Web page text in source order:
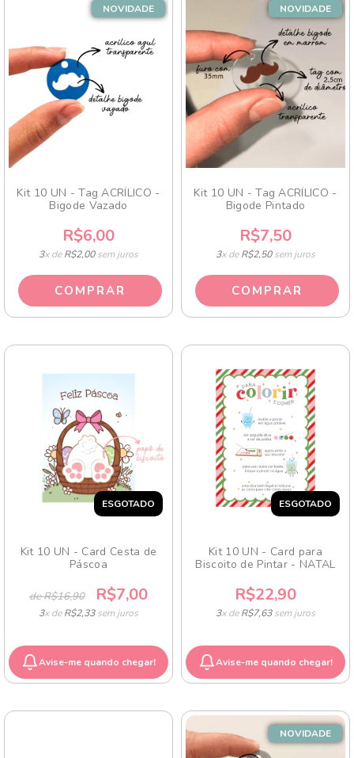
NOVIDADE
Kit 10 UN - Tag ACRÍLICO -
Bigode Vazado
R$6,00
3x deR$2,00sem juros
NOVIDADE
Kit 10 UN - Tag ACRÍLICO -
Bigode Pintado
R$7,50
3x deR$2,50sem juros
ESGOTADO
Kit 10 UN - Card Cesta de
Páscoa
de R$16,90 R$7,00
3x deR$2,33sem juros
Avise-me quando chegar!
ESGOTADO
Kit 10 UN - Card para
Biscoito de Pintar - NATAL
R$22,90
3x deR$7,63sem juros
Avise-me quando chegar!
NOVIDADE